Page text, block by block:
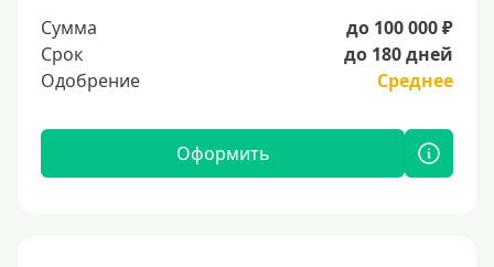
Сумма
до 100 000 ₽
Срок
до 180 дней
Одобрение
Среднее
Оформить